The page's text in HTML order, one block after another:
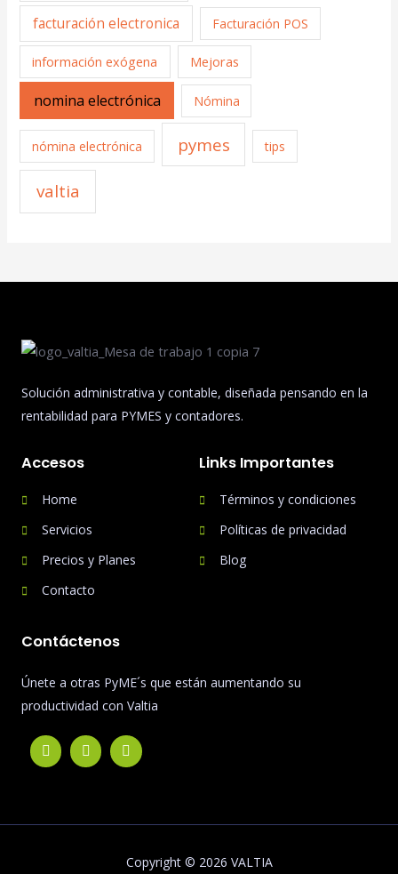
facturación electronica Facturación POS
información exógena Mejoras
nomina electrónica Nómina
nómina electrónica pymes tips
valtia
Solución administrativa y contable, diseñada pensando en la
rentabilidad para PYMES y contadores.
Accesos
Home
Servicios
Precios y Planes
Contacto
Links Importantes
Términos y condiciones
Políticas de privacidad
Blog
Contáctenos
Únete a otras PyME´s que están aumentando su
productividad con Valtia
Copyright © 2026 VALTIA